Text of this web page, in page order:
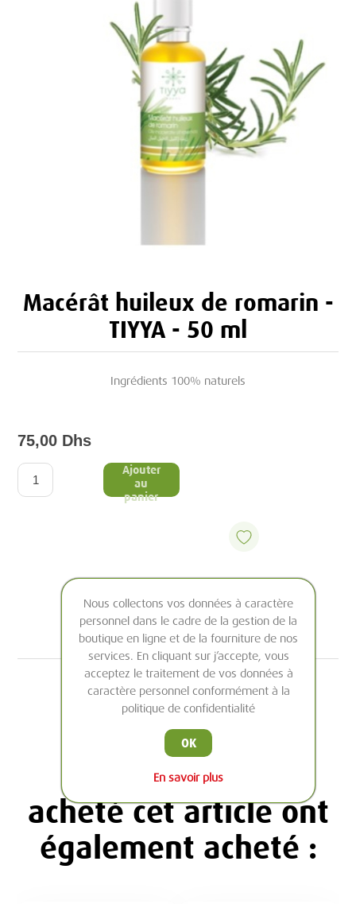
Macérât huileux de romarin -
TIYYA - 50 ml
Ingrédients 100% naturels
75,00 Dhs
Ajouter
au
panier
Les clients ayant
acheté cet article ont
également acheté :
Nous collectons vos données à caractère
personnel dans le cadre de la gestion de la
boutique en ligne et de la fourniture de nos
services. En cliquant sur j’accepte, vous
acceptez le traitement de vos données à
caractère personnel conformément à la
politique de confidentialité
OK
En savoir plus